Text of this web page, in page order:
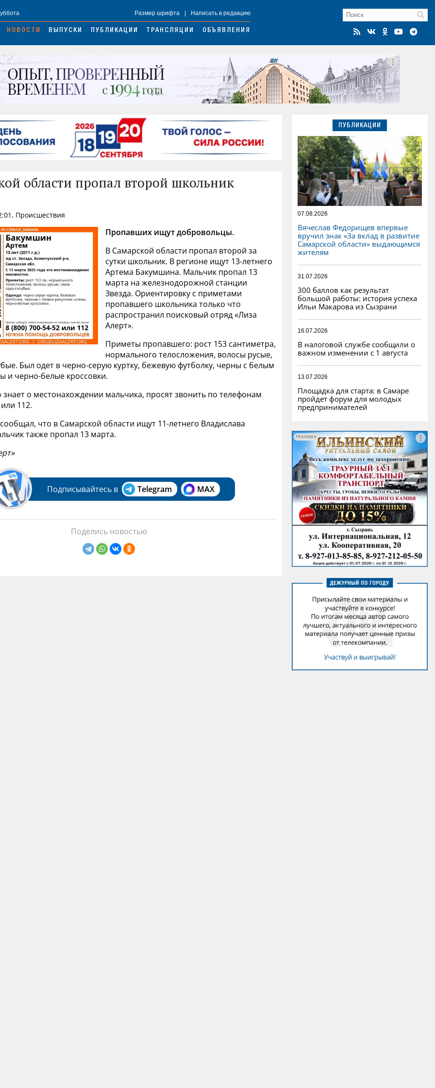
Размер шрифта Написать в редакцию
НОВОСТИ ВЫПУСКИ ПУБЛИКАЦИИ ТРАНСЛЯЦИИ ОБЪЯВЛЕНИЯ
области пропал второй школьник
Происшествия
Пропавших ищут добровольцы.
В Самарской области пропал второй за
сутки школьник. В регионе ищут 13-летнего
Артема Бакумшина. Мальчик пропал 13
марта на железнодорожной станции
Звезда. Ориентировку с приметами
пропавшего школьника только что
распространил поисковый отряд «Лиза
Алерт».
Приметы пропавшего: рост 153 сантиметра,
нормального телосложения, волосы русые,
Был одет в черно-серую куртку, бежевую футболку, черны с белым
и черно-белые кроссовки.
знает о местонахождении мальчика, просят звонить по телефонам
112.
сообщал, что в Самарской области ищут 11-летнего Владислава
также пропал 13 марта.
Подписывайтесь в Telegram MAX
Поделись новостью
ПУБЛИКАЦИИ
07.08.2026
Вячеслав Федорищев впервые
вручил знак «За вклад в развитие
Самарской области» выдающимся
жителям
31.07.2026
300 баллов как результат
большой работы: история успеха
Ильи Макарова из Сызрани
16.07.2026
В налоговой службе сообщили о
важном изменении с 1 августа
13.07.2026
Площадка для старта: в Самаре
пройдет форум для молодых
предпринимателей
РЕКЛАМА